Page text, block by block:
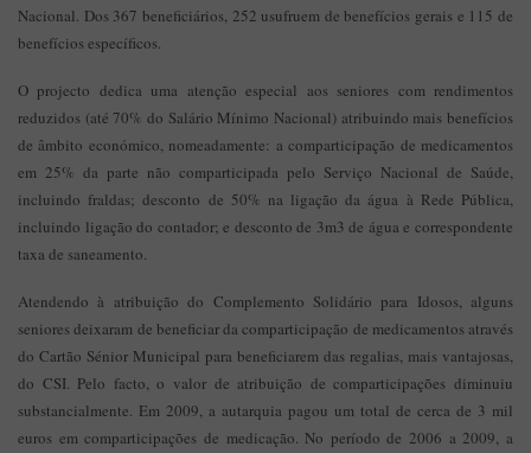
Nacional. Dos 367 beneficiários, 252 usufruem de benefícios gerais e 115 de
benefícios específicos.
O projecto dedica uma atenção especial aos seniores com rendimentos
reduzidos (até 70% do Salário Mínimo Nacional) atribuindo mais benefícios
de âmbito económico, nomeadamente: a comparticipação de medicamentos
em 25% da parte não comparticipada pelo Serviço Nacional de Saúde,
incluindo fraldas; desconto de 50% na ligação da água à Rede Pública,
incluindo ligação do contador; e desconto de 3m3 de água e correspondente
taxa de saneamento.
Atendendo à atribuição do Complemento Solidário para Idosos, alguns
seniores deixaram de beneficiar da comparticipação de medicamentos através
do Cartão Sénior Municipal para beneficiarem das regalias, mais vantajosas,
do CSI. Pelo facto, o valor de atribuição de comparticipações diminuiu
substancialmente. Em 2009, a autarquia pagou um total de cerca de 3 mil
euros em comparticipações de medicação. No período de 2006 a 2009, a